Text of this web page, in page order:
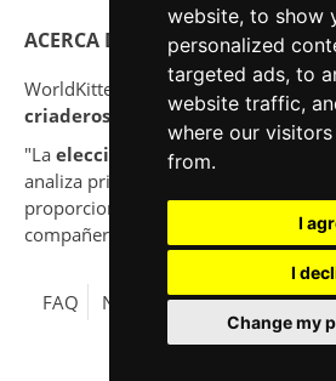
website, to show
personalized
targeted ads, to
website traffic,
where our
from.
I
I
Change my
ACERCA DE
WorldKittens tiene el mayor listado
criaderos y camadasde gatos en la
"La elección
de un gato nunca debe
analiza primero tu situación y piensa
proporcionar una buena calidad de
compañero para toda su vida."
FAQ Nota legal Política de